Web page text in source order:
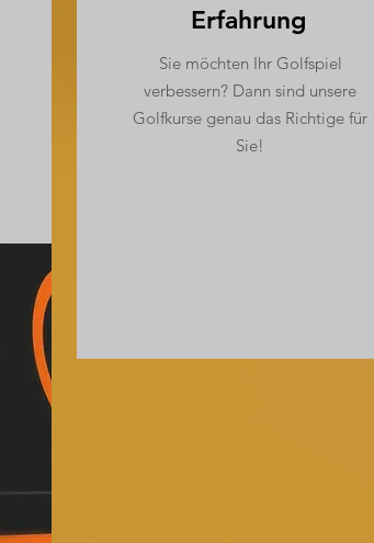
Erfahrung
Sie möchten Ihr Golfspiel
verbessern? Dann sind unsere
Golfkurse genau das Richtige für
Sie!